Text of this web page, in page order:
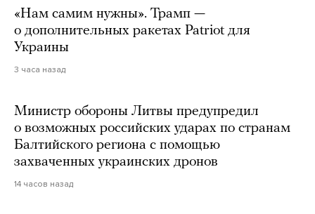
«Нам самим нужны». Трамп —
о дополнительных ракетах Patriot для
Украины
3 часа назад
Министр обороны Литвы предупредил
о возможных российских ударах по странам
Балтийского региона с помощью
захваченных украинских дронов
14 часов назад